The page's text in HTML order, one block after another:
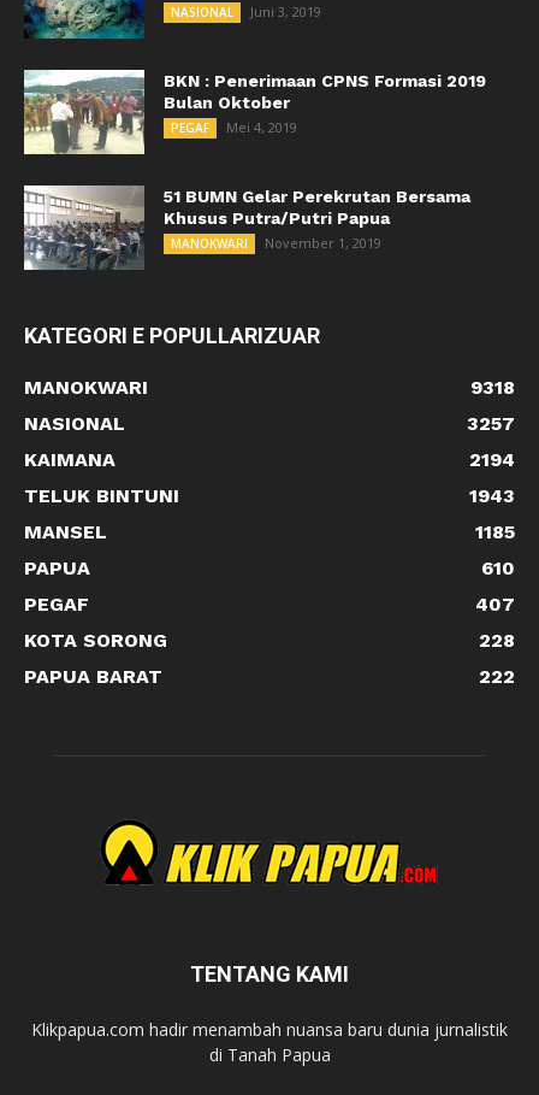
NASIONAL Juni 3, 2019
BKN : Penerimaan CPNS Formasi 2019
Bulan Oktober
PEGAF Mei 4, 2019
51 BUMN Gelar Perekrutan Bersama
Khusus Putra/Putri Papua
MANOKWARI November 1, 2019
KATEGORI E POPULLARIZUAR
MANOKWARI
9318
NASIONAL
3257
KAIMANA
2194
TELUK BINTUNI
1943
MANSEL
1185
PAPUA
610
PEGAF
407
KOTA SORONG
228
PAPUA BARAT
222
TENTANG KAMI
Klikpapua.com hadir menambah nuansa baru dunia jurnalistik
di Tanah Papua